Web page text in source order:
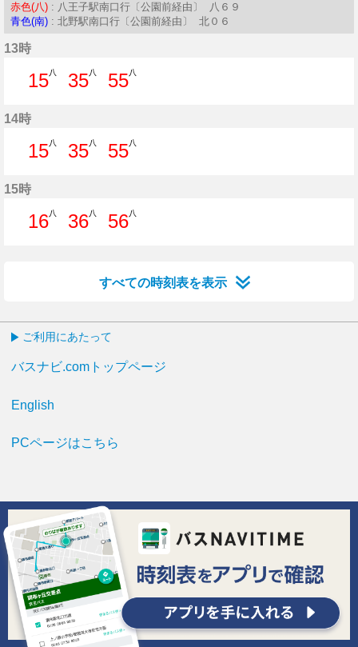
赤色(八) : 八王子駅南口行〔公園前経由〕 八６９
青色(南) : 北野駅南口行〔公園前経由〕 北０６
13時
15八
35八
55八
14時
15八
35八
55八
15時
16八
36八
56八
すべての時刻表を表示
ご利用にあたって
バスナビ.comトップページ
English
PCページはこちら